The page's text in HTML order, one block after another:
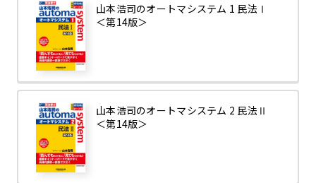
山本浩司のオートマシステム 1 民法Ⅰ
＜第14版＞
山本浩司のオートマシステム 2 民法Ⅱ
＜第14版＞